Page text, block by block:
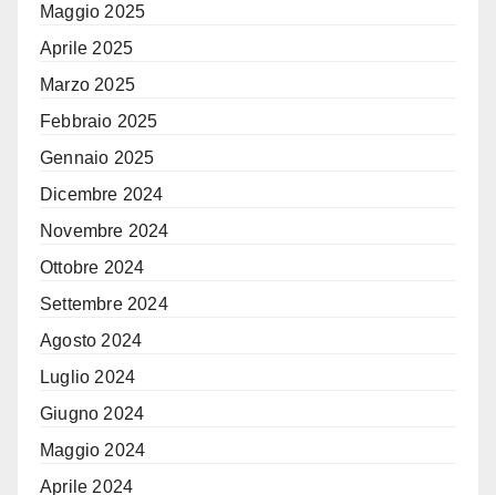
Maggio 2025
Aprile 2025
Marzo 2025
Febbraio 2025
Gennaio 2025
Dicembre 2024
Novembre 2024
Ottobre 2024
Settembre 2024
Agosto 2024
Luglio 2024
Giugno 2024
Maggio 2024
Aprile 2024